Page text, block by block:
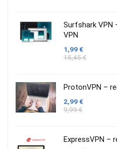
Surfshark VPN
VPN
1,99 €
15,45 €
ProtonVPN –
2,99 €
9,99 €
ExpressVPN –